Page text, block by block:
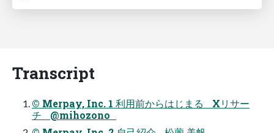
Transcript
© Merpay, Inc. 1 利用前からはじまる Xリサー
チ @mihozono